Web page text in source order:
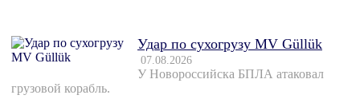
Удар по сухогрузу MV Güllük
07.08.2026
У Новороссийска БПЛА атаковал
грузовой корабль.